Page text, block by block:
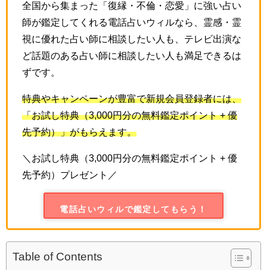
全国から集まった「復縁・不倫・恋愛」に強い占い
師が鑑定してくれる電話占いウィルなら、霊感・霊
視に優れた占い師に相談したい人も、テレビ出演な
ど話題のある占い師に相談したい人も満足できるは
ずです。
特典やキャンペーンが豊富で新規会員登録者には、
「お試し特典（3,000円分の無料鑑定ポイント+優
先予約）」がもらえます。
＼お試し特典（3,000円分の無料鑑定ポイント + 優
先予約）プレゼント／
電話占いウィルで鑑定してもらう！
Table of Contents